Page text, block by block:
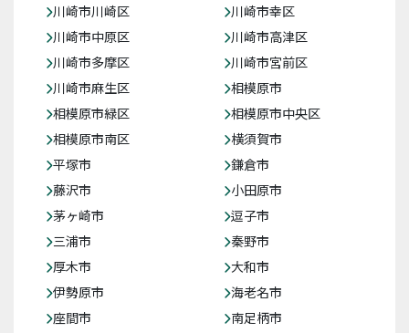
川崎市川崎区
川崎市幸区
川崎市中原区
川崎市高津区
川崎市多摩区
川崎市宮前区
川崎市麻生区
相模原市
相模原市緑区
相模原市中央区
相模原市南区
横須賀市
平塚市
鎌倉市
藤沢市
小田原市
茅ヶ崎市
逗子市
三浦市
秦野市
厚木市
大和市
伊勢原市
海老名市
座間市
南足柄市